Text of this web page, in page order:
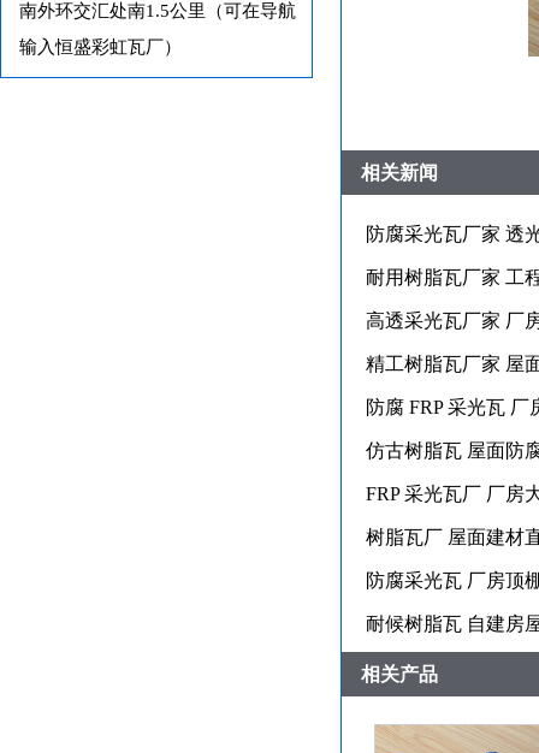
南外环交汇处南1.5公里（可在导航
输入恒盛彩虹瓦厂）
相关新闻
防腐采光瓦厂家 透
耐用树脂瓦厂家 工
高透采光瓦厂家 厂
精工树脂瓦厂家 屋
防腐 FRP 采光瓦 厂
仿古树脂瓦 屋面防
FRP 采光瓦厂 厂房
树脂瓦厂 屋面建材
防腐采光瓦 厂房顶
耐候树脂瓦 自建房
相关产品